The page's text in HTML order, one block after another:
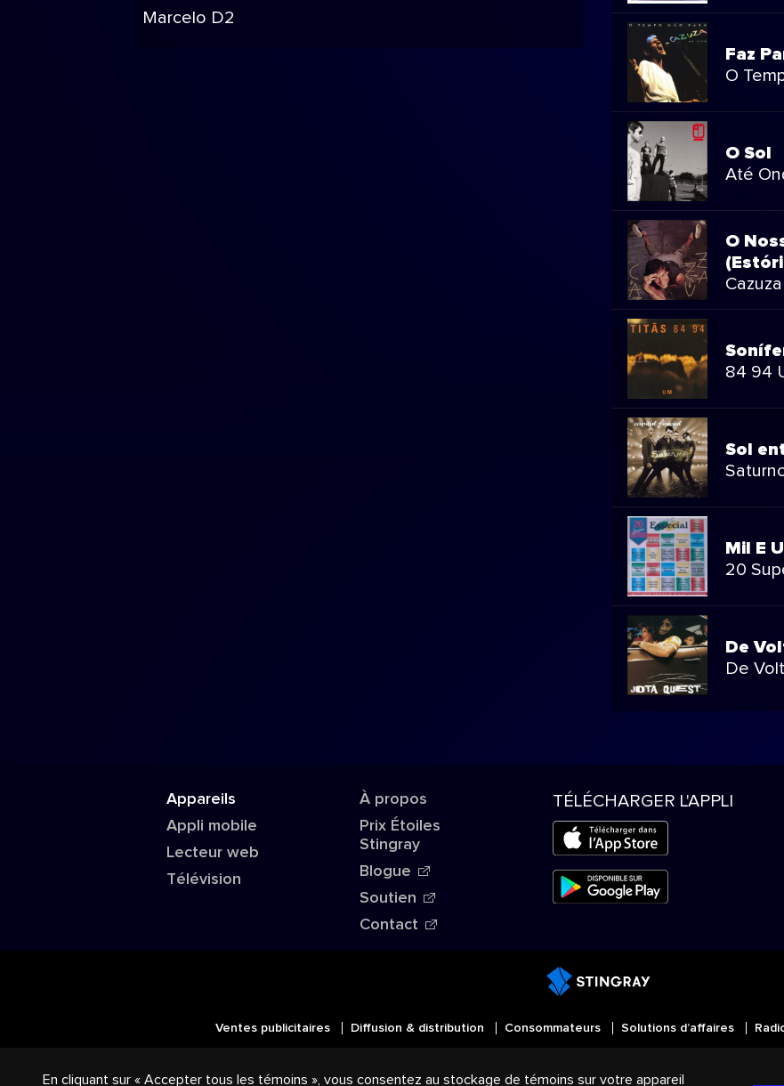
Marcelo D2
Faz
O
O Sol
Até
O
Cazuza
84 94
Sol
Mil E
20
De
De
Appareils
Appli mobile
Lecteur web
Télévision
À propos
Prix Étoiles
Stingray
Blogue
Soutien
Contact
TÉLÉCHARGER L'APPLI
Ventes publicitaires Diffusion & distribution Consommateurs Solutions d’affaires
En cliquant sur « Accepter tous les témoins », vous consentez au stockage de témoins sur votre appareil